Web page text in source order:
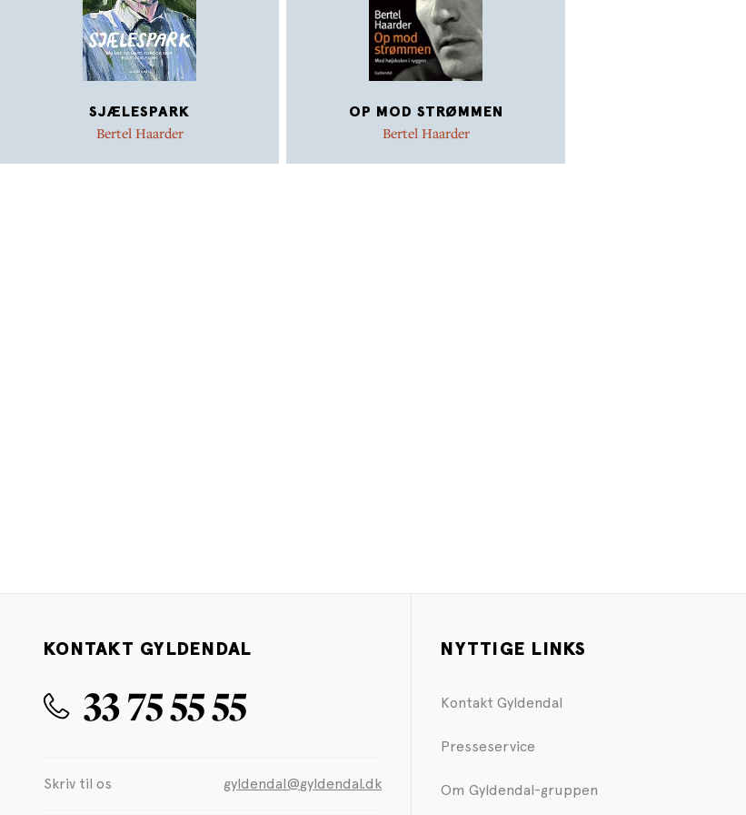
SJÆLESPARK
Bertel Haarder
OP MOD STRØMMEN
Bertel Haarder
KONTAKT GYLDENDAL
33 75 55 55
Skriv til os gyldendal@gyldendal.dk
NYTTIGE LINKS
Kontakt Gyldendal
Presseservice
Om Gyldendal-gruppen